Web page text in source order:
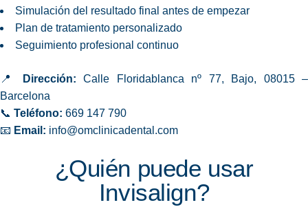
Simulación del resultado final antes de empezar
Plan de tratamiento personalizado
Seguimiento profesional continuo
📍 Dirección: Calle Floridablanca nº 77, Bajo, 08015 –
Barcelona
📞 Teléfono: 669 147 790
📧 Email: info@omclinicadental.com
¿Quién puede usar
Invisalign?